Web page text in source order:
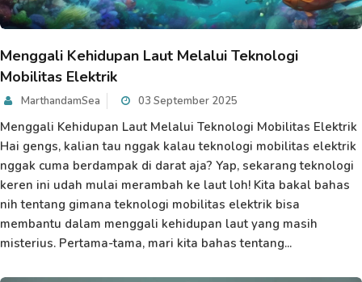
Menggali Kehidupan Laut Melalui Teknologi
Mobilitas Elektrik
MarthandamSea 03 September 2025
Menggali Kehidupan Laut Melalui Teknologi Mobilitas Elektrik
Hai gengs, kalian tau nggak kalau teknologi mobilitas elektrik
nggak cuma berdampak di darat aja? Yap, sekarang teknologi
keren ini udah mulai merambah ke laut loh! Kita bakal bahas
nih tentang gimana teknologi mobilitas elektrik bisa
membantu dalam menggali kehidupan laut yang masih
misterius. Pertama-tama, mari kita bahas tentang...